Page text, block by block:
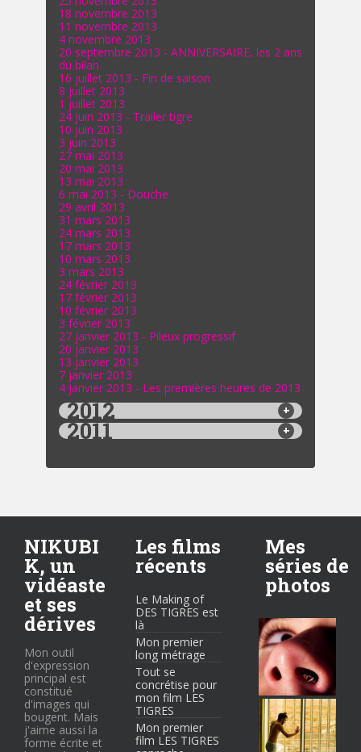
18 novembre 2013
11 novembre 2013
4 novembre 2013
20 septembre 2013 - ANNIVERSAIRE, les 2 ans
du bilan
16 juillet 2013 - Fin de saison
8 juillet 2013
1 juillet 2013
24 juin 2013 - Trailer tigre
10 juin 2013
3 juin 2013
27 mai 2013
20 mai 2013
13 mai 2013
6 mai 2013 - Douche
29 avril 2013
31 mars 2013
24 mars 2013
17 mars 2013
10 mars 2013
3 mars 2013
24 février 2013
17 février 2013
10 février 2013
3 février 2013
27 janvier 2013 - Pileux progressif
20 janvier 2013
13 janvier 2013
7 janvier 2013
4 janvier 2013 - Les premières heures de 2013
2012
2011
NIKUBI
K, un
vidéaste
et ses
dérives
Mon outil
d'expression
principal est
constitué
d'images qui
bougent. Mais
j'aime aussi la
forme écrite et
Les films
récents
Le Making of
DES TIGRES est
là
Mon premier
long métrage
Tout se
concrétise pour
mon film LES
TIGRES
Mon premier
film LES TIGRES
Mes
séries de
photos